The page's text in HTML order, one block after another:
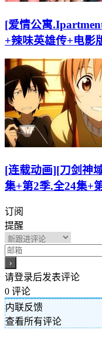
[爱情公寓
+辣味英雄传+电影
[连载动画][刀剑神
集+第2季.全24集+
订阅
提醒
请登录后发表评论
0 评论
内联反馈
查看所有评论